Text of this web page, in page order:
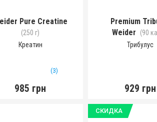
Pure Creatine
(250 г)
Креатин
(3)
985 грн
Premium
Weider
(90
Трибулус
929 грн
СКИДКА